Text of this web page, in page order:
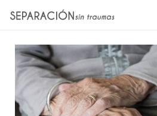
Inicio
Quienes somos
Noticias